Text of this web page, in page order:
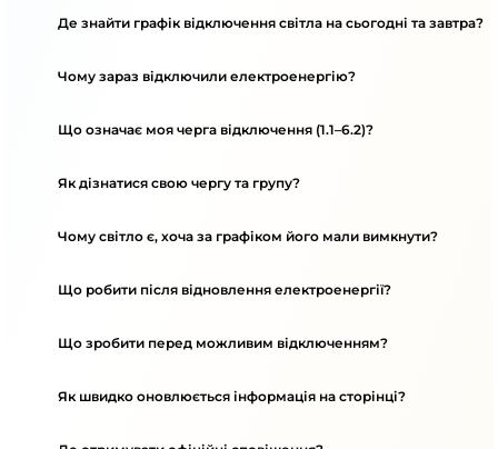
Де знайти графік відключення світла на сьогодні та завтра?
Чому зараз відключили електроенергію?
Що означає моя черга відключення (1.1–6.2)?
Як дізнатися свою чергу та групу?
Чому світло є, хоча за графіком його мали вимкнути?
Що робити після відновлення електроенергії?
Що зробити перед можливим відключенням?
Як швидко оновлюється інформація на сторінці?